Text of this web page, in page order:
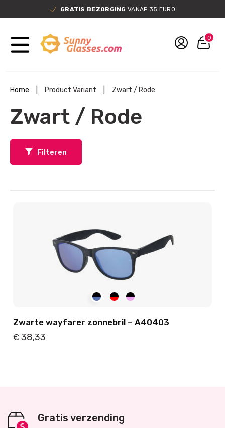
GRATIS BEZORGING VANAF 35 EURO
0
Home Product Variant Zwart / Rode
Zwart / Rode
Filteren
Zwarte wayfarer zonnebril – A40403
€38,33
Gratis verzending